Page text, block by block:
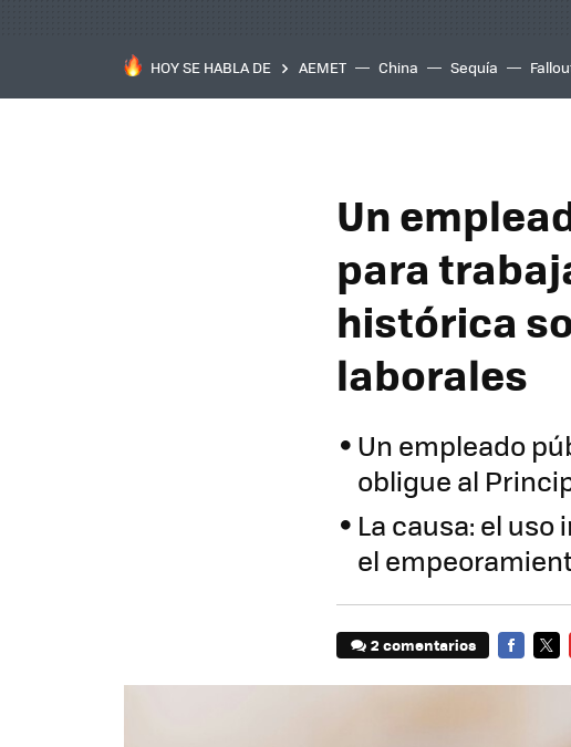
HOY SE HABLA DE AEMET China Sequía
Un
para
histórica
laborales
Un empleado
obligue al
La causa: el
el
2 comentarios